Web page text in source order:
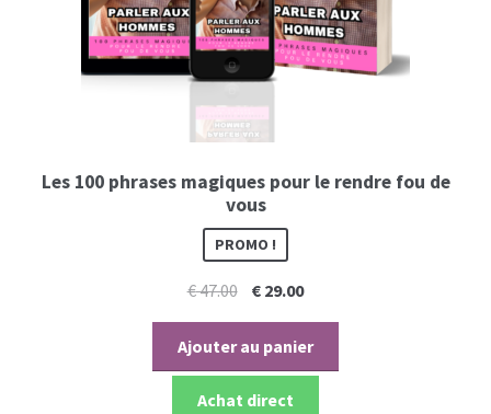
Les 100 phrases magiques pour le rendre fou de
vous
PROMO !
€47.00 Le
prix
initial
était :
€ 47.00.
€ 29.00Le
prix
actuel
est :
Ajouter au panier
Achat direct